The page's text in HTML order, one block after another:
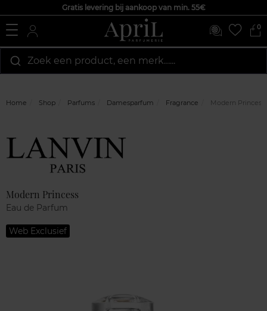
Gratis levering bij aankoop van min. 55€
0
Zoek een product, een merk…...
Home Shop Parfums Damesparfum Fragrance Modern Princess
Modern Princess
Eau de Parfum
Web Exclusief